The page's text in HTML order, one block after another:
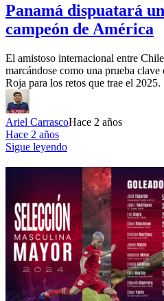
Panamá dispuatará
campeón de América
El amistoso internacional entre
marcándose como una prueba
Roja para los retos que trae el 2025.
Ariel CarrascoHace 2 años
Hace 2 años
Sigue leyendo